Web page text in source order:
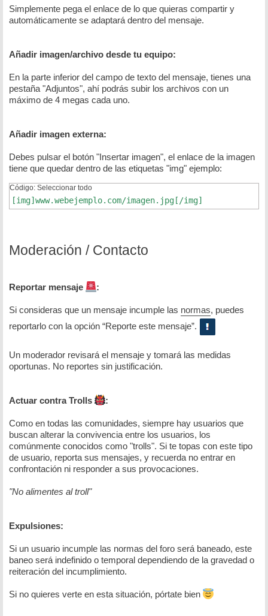
Simplemente pega el enlace de lo que quieras compartir y
automáticamente se adaptará dentro del mensaje.
Añadir imagen/archivo desde tu equipo:
En la parte inferior del campo de texto del mensaje, tienes una
pestaña "Adjuntos", ahí podrás subir los archivos con un
máximo de 4 megas cada uno.
Añadir imagen externa:
Debes pulsar el botón "Insertar imagen", el enlace de la imagen
tiene que quedar dentro de las etiquetas "img" ejemplo:
Código: Seleccionar todo
[img]www.webejemplo.com/imagen.jpg[/img]
Moderación / Contacto
Reportar mensaje :
Si consideras que un mensaje incumple las normas, puedes
reportarlo con la opción “Reporte este mensaje”.
Un moderador revisará el mensaje y tomará las medidas
oportunas. No reportes sin justificación.
Actuar contra Trolls :
Como en todas las comunidades, siempre hay usuarios que
buscan alterar la convivencia entre los usuarios, los
comúnmente conocidos como "trolls". Si te topas con este tipo
de usuario, reporta sus mensajes, y recuerda no entrar en
confrontación ni responder a sus provocaciones.
"No alimentes al troll"
Expulsiones:
Si un usuario incumple las normas del foro será baneado, este
baneo será indefinido o temporal dependiendo de la gravedad o
reiteración del incumplimiento.
Si no quieres verte en esta situación, pórtate bien